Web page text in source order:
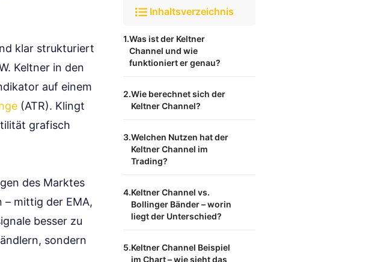
klar strukturiert
Keltner in den
auf einem
(ATR). Klingt
grafisch
des Marktes
– mittig der EMA,
besser zu
sondern
Inhaltsverzeichnis
Was ist der Keltner
Channel und wie
funktioniert er genau?
Wie berechnet sich der
Keltner Channel?
Welchen Nutzen hat der
Keltner Channel im
Trading?
Keltner Channel vs.
Bollinger Bänder – worin
liegt der Unterschied?
Keltner Channel Beispiel
im Chart – wie sieht das